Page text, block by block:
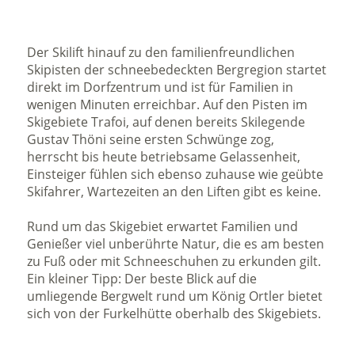
Der Skilift hinauf zu den familienfreundlichen
Skipisten der schneebedeckten Bergregion startet
direkt im Dorfzentrum und ist für Familien in
wenigen Minuten erreichbar. Auf den Pisten im
Skigebiete Trafoi, auf denen bereits Skilegende
Gustav Thöni seine ersten Schwünge zog,
herrscht bis heute betriebsame Gelassenheit,
Einsteiger fühlen sich ebenso zuhause wie geübte
Skifahrer, Wartezeiten an den Liften gibt es keine.
Rund um das Skigebiet erwartet Familien und
Genießer viel unberührte Natur, die es am besten
zu Fuß oder mit Schneeschuhen zu erkunden gilt.
Ein kleiner Tipp: Der beste Blick auf die
umliegende Bergwelt rund um König Ortler bietet
sich von der Furkelhütte oberhalb des Skigebiets.